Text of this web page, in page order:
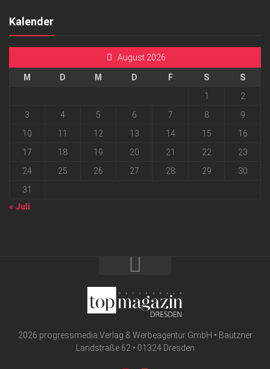
Kalender
August 2026
M D M D F S
S
1
2
3
4 5 6 7 8
9
10
11 12 13 14 15
16
17
18 19 20 21 22
23
24
25 26 27 28 29
30
31
« Juli
2026 progressmedia Verlag & Werbeagentur GmbH • Bautzner
Landstraße 62 • 01324 Dresden